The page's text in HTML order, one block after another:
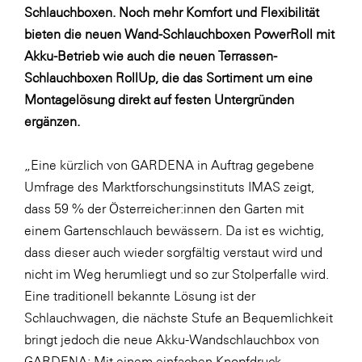
SERVICE&MORE
SKINUANCE®
Somfy
Sony DADC
STIHL Tirol
Trend Micro
TAG GmbH
VALETTA
Verband Druck Medien Österreich
Wirtschaftskammer Salzburg
WKS Fachgruppe Fahrzeughandel und
Schlauchboxen. Noch mehr Komfort und Flexibilität
bieten die neuen Wand-Schlauchboxen PowerRoll mit
Akku-Betrieb wie auch die neuen Terrassen-
Schlauchboxen RollUp, die das Sortiment um eine
Montagelösung direkt auf festen Untergründen
ergänzen.
„Eine kürzlich von GARDENA in Auftrag gegebene
Umfrage des Marktforschungsinstituts IMAS zeigt,
dass 59 % der Österreicher:innen den Garten mit
einem Gartenschlauch bewässern. Da ist es wichtig,
dass dieser auch wieder sorgfältig verstaut wird und
nicht im Weg herumliegt und so zur Stolperfalle wird.
Eine traditionell bekannte Lösung ist der
Schlauchwagen, die nächste Stufe an Bequemlichkeit
bringt jedoch die neue Akku-Wandschlauchbox von